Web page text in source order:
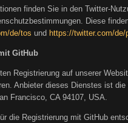
finden Sie in den Twitter-
Diese
de/tos und https://twitter.com/de/
GitHub
Registrierung auf unserer
Anbieter dieses Dienstes ist
Francisco, CA 94107, USA.
die Registrierung mit GitHub